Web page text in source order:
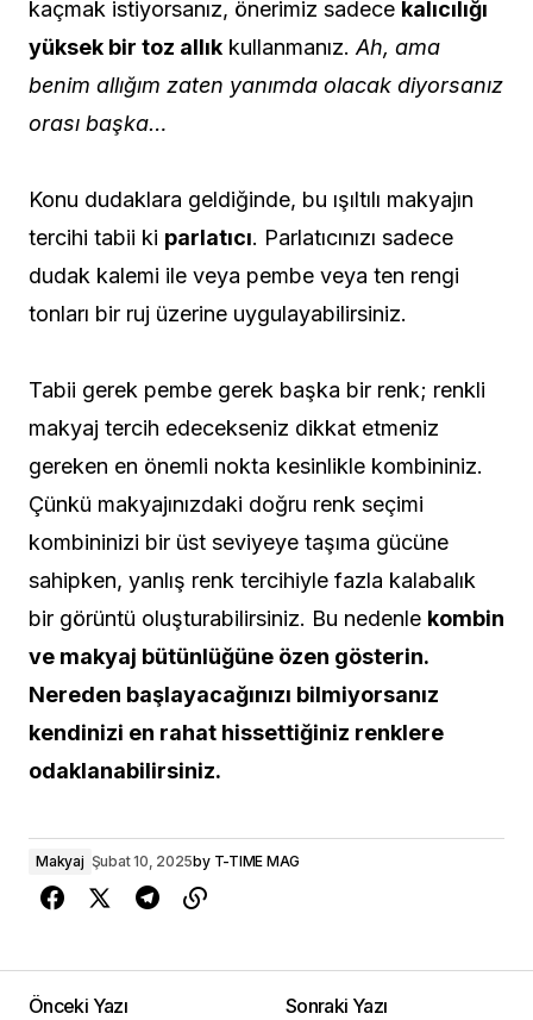
kaçmak istiyorsanız, önerimiz sadece kalıcılığı
yüksek bir toz allık kullanmanız. Ah, ama
benim allığım zaten yanımda olacak diyorsanız
orası başka…
Konu dudaklara geldiğinde, bu ışıltılı makyajın
tercihi tabii ki parlatıcı. Parlatıcınızı sadece
dudak kalemi ile veya pembe veya ten rengi
tonları bir ruj üzerine uygulayabilirsiniz.
Tabii gerek pembe gerek başka bir renk; renkli
makyaj tercih edecekseniz dikkat etmeniz
gereken en önemli nokta kesinlikle kombininiz.
Çünkü makyajınızdaki doğru renk seçimi
kombininizi bir üst seviyeye taşıma gücüne
sahipken, yanlış renk tercihiyle fazla kalabalık
bir görüntü oluşturabilirsiniz. Bu nedenle kombin
ve makyaj bütünlüğüne özen gösterin.
Nereden başlayacağınızı bilmiyorsanız
kendinizi en rahat hissettiğiniz renklere
odaklanabilirsiniz.
Makyaj Şubat 10, 2025by T-TIME MAG
Önceki Yazı
Sonraki Yazı